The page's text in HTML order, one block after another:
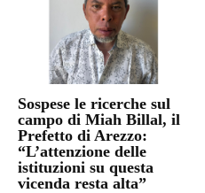
Sospese le ricerche sul
campo di Miah Billal, il
Prefetto di Arezzo:
“L’attenzione delle
istituzioni su questa
vicenda resta alta”